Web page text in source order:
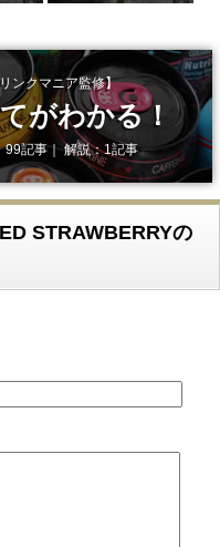
ンクマニア監修】
がわかる！
99記事｜ 解説：1記事
STRAWBERRYの